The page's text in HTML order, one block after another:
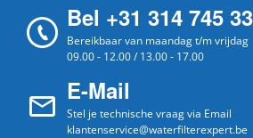
Bel +31 314 745
Bereikbaar van maandag t/m vrijdag
09.00 - 12.00 / 13.00 - 17.00
E-Mail
Stel je technische vraag via Email
klantenservice@waterfilterexpert.be